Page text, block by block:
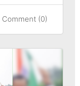
Comment (0)